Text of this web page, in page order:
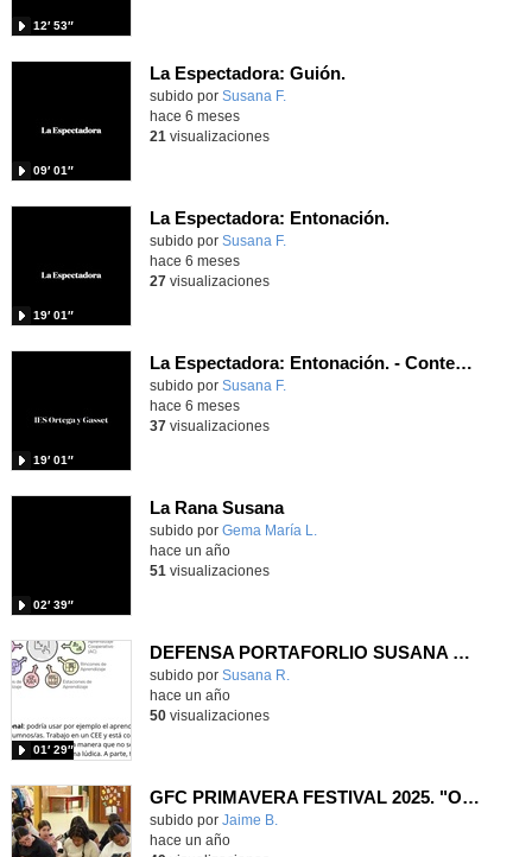
12′ 53″
La Espectadora: Guión.
Contenido educativo.
subido por Susana F.
09′ 01″
hace 6 meses
21 visualizaciones
La Espectadora: Entonación.
Contenido educativo.
subido por Susana F.
19′ 01″
hace 6 meses
27visualizaciones
La Espectadora: Entonación. - Contenido educativo
Contenido educativo.
subido por Susana F.
19′ 01″
hace 6 meses
37visualizaciones
La Rana Susana
Contenido educativo.
subido por Gema María L.
02′ 39″
hace un año
51 visualizaciones
DEFENSA PORTAFORLIO SUSANA REY SAZ
Contenido educativo.
subido por Susana R.
01′ 29″
hace un año
50visualizaciones
GFC PRIMAVERA FESTIVAL 2025. "OH SUSANA"-6º PRIMARIA
Contenido educativo.
subido por Jaime B.
hace un año